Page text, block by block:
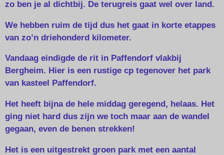
zo ben je al dichtbij. De terugreis gaat wel over land.
We hebben ruim de tijd dus het gaat in korte etappes
van zo’n driehonderd kilometer.
Vandaag eindigde de rit in Paffendorf vlakbij
Bergheim. Hier is een rustige cp tegenover het park
van kasteel Paffendorf.
Het heeft bijna de hele middag geregend, helaas. Het
ging niet hard dus zijn we toch maar aan de wandel
gegaan, even de benen strekken!
Het is een uitgestrekt groen park met een aantal